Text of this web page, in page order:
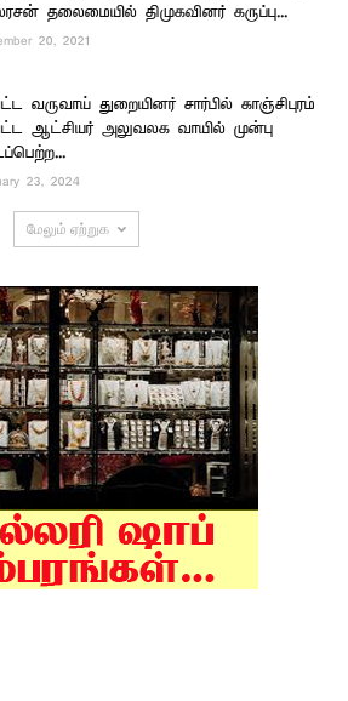
தலைமையில் திமுகவினர் கருப்பு...
20, 2021
வருவாய் துறையினர் சார்பில் காஞ்சிபுரம்
ஆட்சியர் அலுவலக வாயில் முன்பு
23, 2024
மேலும் ஏற்றுக